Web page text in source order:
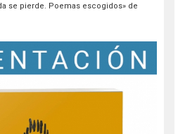
se pierde. Poemas escogidos» de